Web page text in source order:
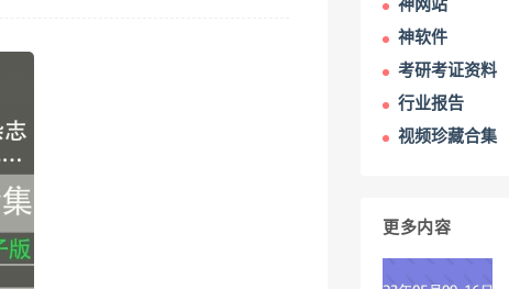
神网站
神软件
考研考证资料
行业报告
视频珍藏合集
更多内容